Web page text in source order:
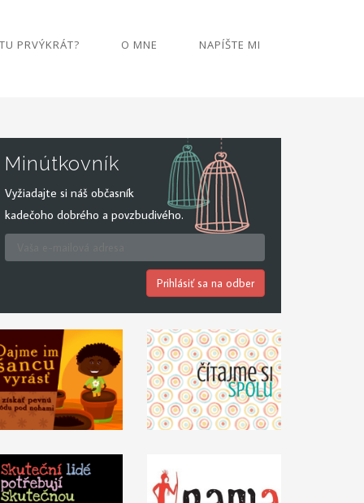
PRVÝKRÁT? O MNE NAPÍŠTE MI
Minútkovník
Vyžiadajte si náš občasník
kadečoho dobrého a povzbudivého.